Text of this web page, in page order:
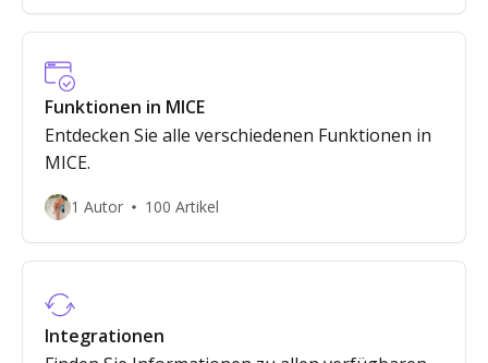
Funktionen in MICE
Entdecken Sie alle verschiedenen Funktionen in
MICE.
1 Autor 100 Artikel
Integrationen